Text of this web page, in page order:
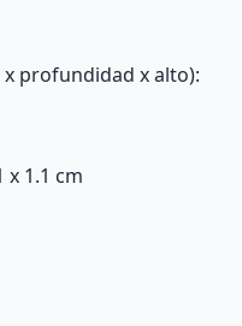
profundidad x alto):
x 1.1 cm